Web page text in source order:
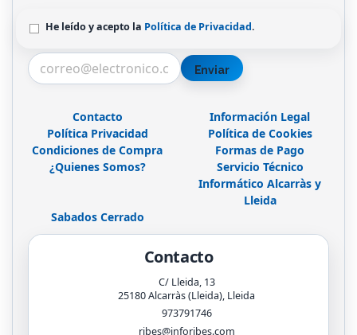
He leído y acepto la Política de Privacidad.
Enviar
Contacto
Información Legal
Política Privacidad
Política de Cookies
Condiciones de Compra
Formas de Pago
¿Quienes Somos?
Servicio Técnico
Informático Alcarràs y
Lleida
Sabados Cerrado
Contacto
C/ Lleida, 13
25180Alcarràs (Lleida), Lleida
973791746
ribes@inforibes.com